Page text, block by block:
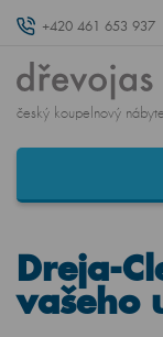
+420 461 653 937
český koupelnový
Dreja-
vašeho